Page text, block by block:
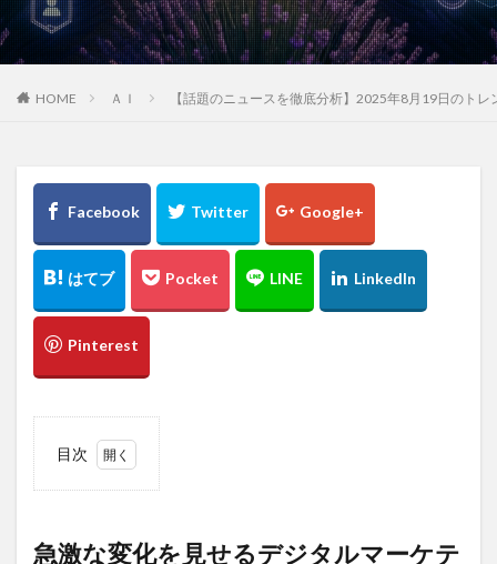
HOME ＡＩ 【話題のニュースを徹底分析】2025年8月19日のトレ
目次
急激
急激な変化を見せるデジタルマーケテ